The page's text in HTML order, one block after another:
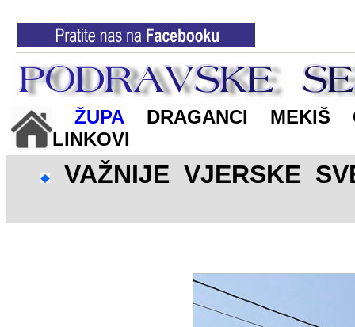
ŽUPA DRAGANCI MEKIŠ
LINKOVI
VAŽNIJE VJERSKE